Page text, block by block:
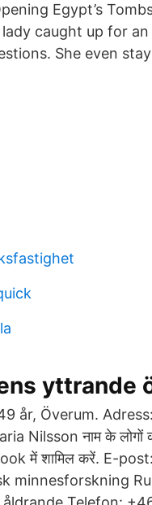
Egypt’s
caught up for
She even
yttrande
år, Överum.
Nilsson नाम के लोगों
में शामिल करें. E-
minnesforskning